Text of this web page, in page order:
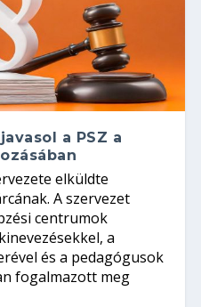
a PSZ a
elküldte
A szervezet
centrumok
a
és a pedagógusok
fogalmazott meg